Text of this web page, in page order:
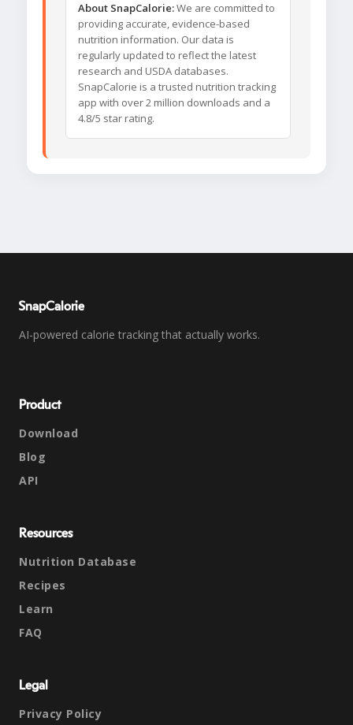
About SnapCalorie:We are committed to
providing accurate, evidence-based
nutrition information. Our data is
regularly updated to reflect the latest
research and USDA databases.
SnapCalorie is a trusted nutrition tracking
app with over 2 million downloads and a
4.8/5 star rating.
SnapCalorie
AI-powered calorie tracking that actually works.
Product
Download
Blog
API
Resources
Nutrition Database
Recipes
Learn
FAQ
Legal
Privacy Policy